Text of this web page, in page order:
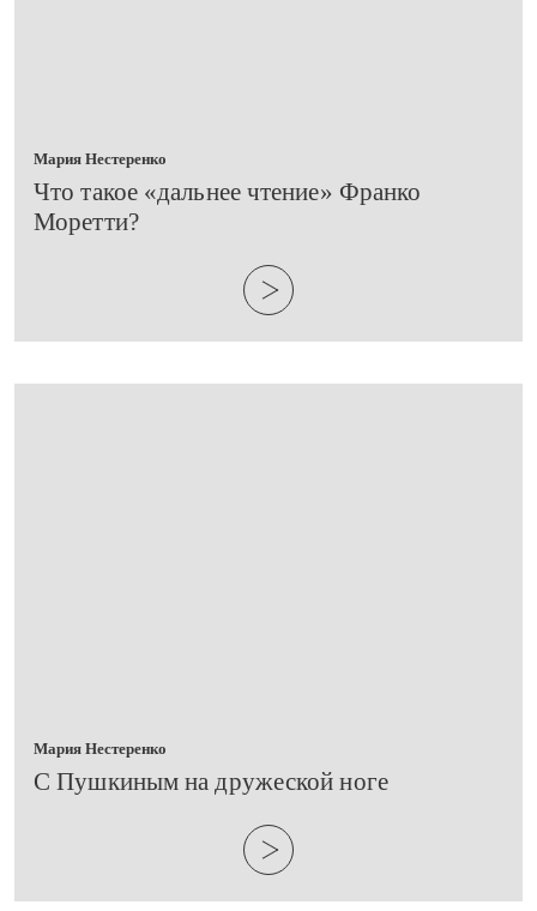
Мария Нестеренко
​Что такое «дальнее чтение» Франко
Моретти?
Мария Нестеренко
​С Пушкиным на дружеской ноге